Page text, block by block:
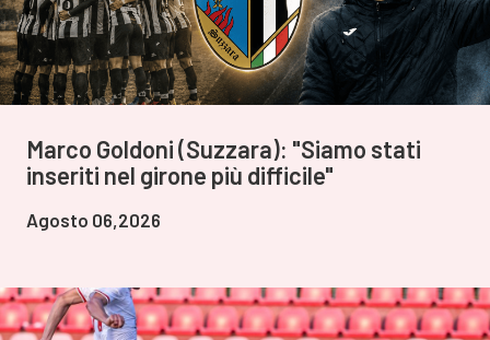
Marco Goldoni (Suzzara): "Siamo stati
inseriti nel girone più difficile"
Agosto 06,2026